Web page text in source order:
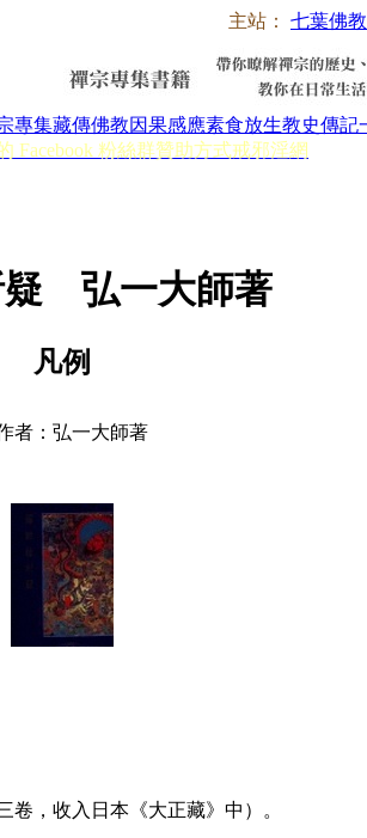
主站： 七葉佛
專集藏傳佛教因果感應素食放生教史傳記
Facebook 粉絲群贊助方式戒邪淫網
疑 弘一大師著
凡例
者：弘一大師著
，收入日本《大正藏》中）。